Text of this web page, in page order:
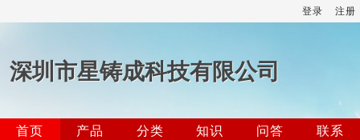
登录 注册
深圳市星铸成科技有限公司
首页 产品 分类 知识 问答
联系